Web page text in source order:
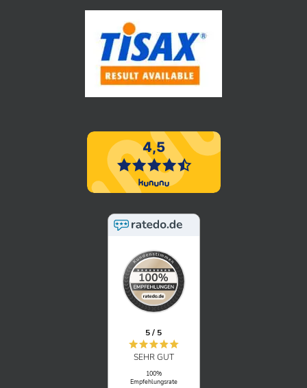
5 / 5
SEHR GUT
Empfehlungsrate